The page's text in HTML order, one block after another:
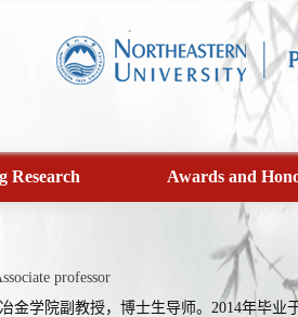
Research Awards and
professor
金学院副教授，博士生导师。2014年毕